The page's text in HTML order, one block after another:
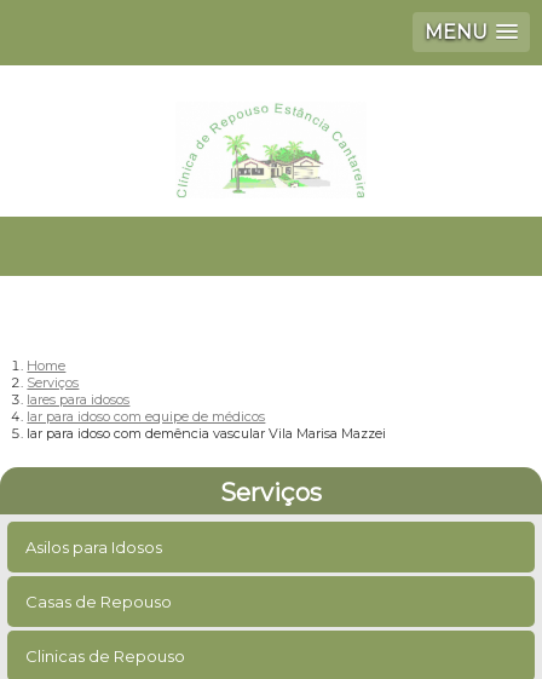
MENU
Home
Serviços
lares para idosos
lar para idoso com equipe de médicos
lar para idoso com demência vascular Vila Marisa Mazzei
Serviços
Asilos para Idosos
Casas de Repouso
Clinicas de Repouso